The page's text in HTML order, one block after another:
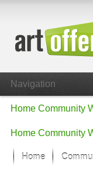
Navigation
Home Community
Home Community
Home